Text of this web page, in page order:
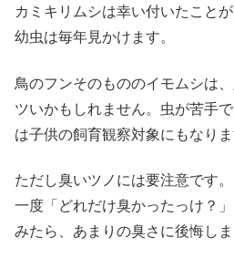
カミキリムシは幸い付いたこと
幼虫は毎年見かけます。
鳥のフンそのもののイモムシは
ツいかもしれません。虫が苦手
は子供の飼育観察対象にもなりま
ただし臭いツノには要注意です。
一度「どれだけ臭かったっけ？
みたら、あまりの臭さに後悔しま